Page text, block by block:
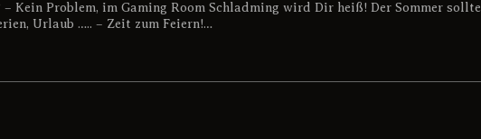
Kein Problem, im Gaming Room Schladming wird Dir heiß! Der Sommer sollte
Urlaub ….. – Zeit zum Feiern!…